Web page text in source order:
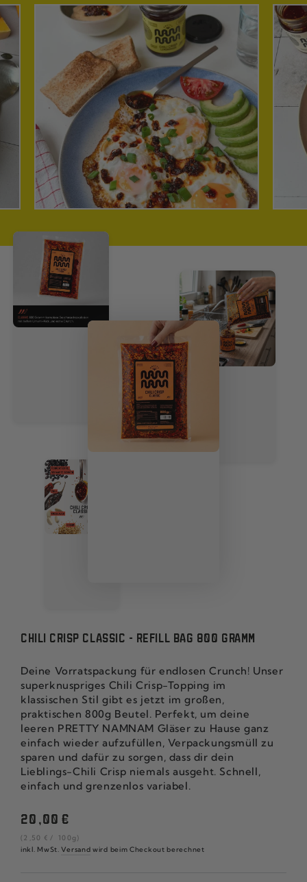
CHILI CRISP CLASSIC - REFILL BAG 800 GRAMM
Deine Vorratspackung für endlosen Crunch! Unser
superknuspriges Chili Crisp-Topping im
klassischen Stil gibt es jetzt im großen,
praktischen 800g Beutel. Perfekt, um deine
leeren PRETTY NAMNAM Gläser zu Hause ganz
einfach wieder aufzufüllen, Verpackungsmüll zu
sparen und dafür zu sorgen, dass dir dein
Lieblings-Chili Crisp niemals ausgeht. Schnell,
einfach und grenzenlos variabel.
Regulärer
20 ,00 €
Stückpreis
(2 ,50 € / pro
100g)
inkl. MwSt.Versand wird beim Checkout berechnet